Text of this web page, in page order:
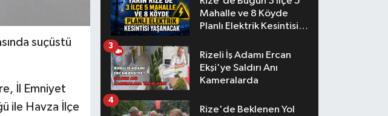
suçüstü
İl Emniyet
ile Havza İlçe
Mahalle ve 8 Köyde
Planlı Elektrik Kesintisi
Rizeli İş Adamı Ercan
Ekşi'ye Saldırı Anı
Kameralarda
3
Rize'de Beklenen Yol
4